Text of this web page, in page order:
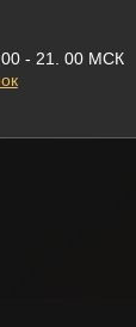
- 21. 00 МСК